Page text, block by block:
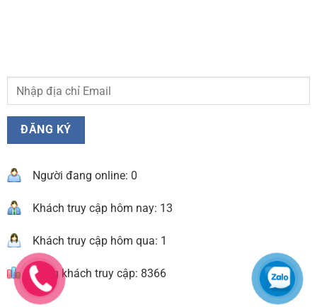
Người đang online: 0
Khách truy cập hôm nay: 13
Khách truy cập hôm qua: 1
Tổng khách truy cập: 8366